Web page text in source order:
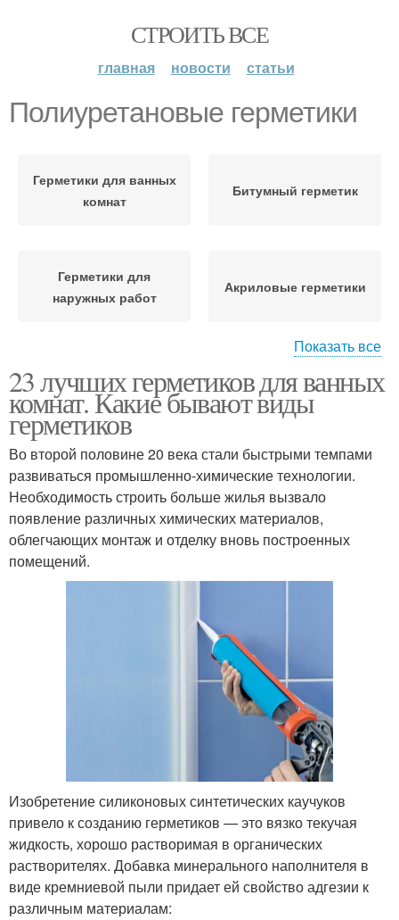
СТРОИТЬ ВСЕ
главная новости статьи
Полиуретановые герметики
Герметики для ванных
комнат
Битумный герметик
Герметики для
наружных работ
Акриловые герметики
Российские герметики Герметики для дерева
Герметик для швов
Водонепроницаемый
герметик
Показать все
23 лучших герметиков для ванных
комнат. Какие бывают виды
герметиков
Во второй половине 20 века стали быстрыми темпами
развиваться промышленно-химические технологии.
Необходимость строить больше жилья вызвало
появление различных химических материалов,
облегчающих монтаж и отделку вновь построенных
помещений.
Изобретение силиконовых синтетических каучуков
привело к созданию герметиков — это вязко текучая
жидкость, хорошо растворимая в органических
растворителях. Добавка минерального наполнителя в
виде кремниевой пыли придает ей свойство адгезии к
различным материалам: